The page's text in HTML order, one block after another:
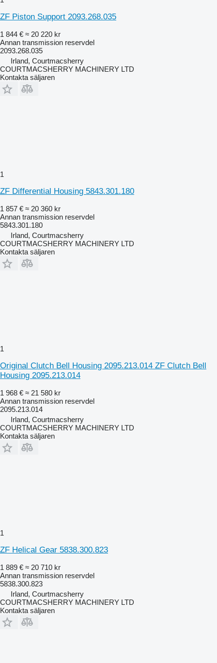
ZF Piston Support 2093.268.035
1 844 € ≈ 20 220 kr
Annan transmission reservdel
2093.268.035
Irland, Courtmacsherry
COURTMACSHERRY MACHINERY LTD
Kontakta säljaren
1
ZF Differential Housing 5843.301.180
1 857 € ≈ 20 360 kr
Annan transmission reservdel
5843.301.180
Irland, Courtmacsherry
COURTMACSHERRY MACHINERY LTD
Kontakta säljaren
1
Original Clutch Bell Housing 2095.213.014 ZF Clutch Bell
Housing 2095.213.014
1 968 € ≈ 21 580 kr
Annan transmission reservdel
2095.213.014
Irland, Courtmacsherry
COURTMACSHERRY MACHINERY LTD
Kontakta säljaren
1
ZF Helical Gear 5838.300.823
1 889 € ≈ 20 710 kr
Annan transmission reservdel
5838.300.823
Irland, Courtmacsherry
COURTMACSHERRY MACHINERY LTD
Kontakta säljaren